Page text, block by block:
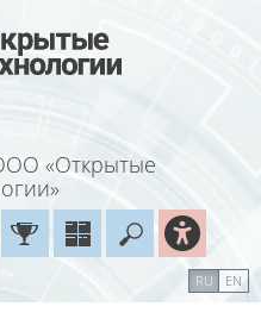
«Открытые
Введите
RU EN